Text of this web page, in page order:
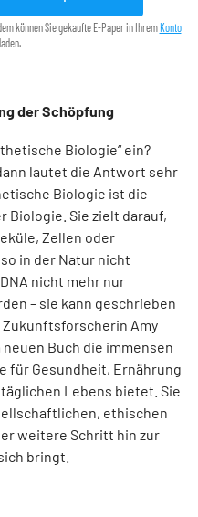
können Sie gekaufte E-Paper in Ihrem Konto
der Schöpfung
Biologie“ ein?
lautet die Antwort sehr
Biologie ist die
Biologie. Sie zielt darauf,
Zellen oder
in der Natur nicht
nicht mehr nur
– sie kann geschrieben
Amy
Buch die immensen
für Gesundheit, Ernährung
Lebens bietet. Sie
ethischen
weitere Schritt hin zur
bringt.